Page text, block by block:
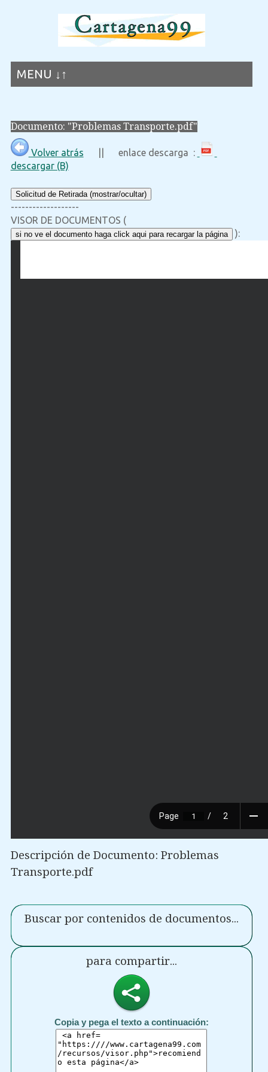
MENU ↓↑
Documento: "Problemas Transporte.pdf"
Volver atrás || enlace descarga :
descargar (B)
Solicitud de Retirada (mostrar/ocultar)
-------------------
VISOR DE DOCUMENTOS (
si no ve el documento haga click aqui para recargar la página ):
Descripción de Documento: Problemas
Transporte.pdf
Buscar por contenidos de documentos...
para compartir...
Copia y pega el texto a continuación: